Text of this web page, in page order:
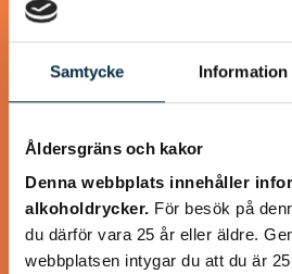
Samtycke Information
Åldersgräns och kakor
Denna webbplats innehåller
alkoholdrycker. För besök på
du därför vara 25 år eller äldre.
webbplatsen intygar du att du är
Turkisk köfte
En längtan till Turkisk mat